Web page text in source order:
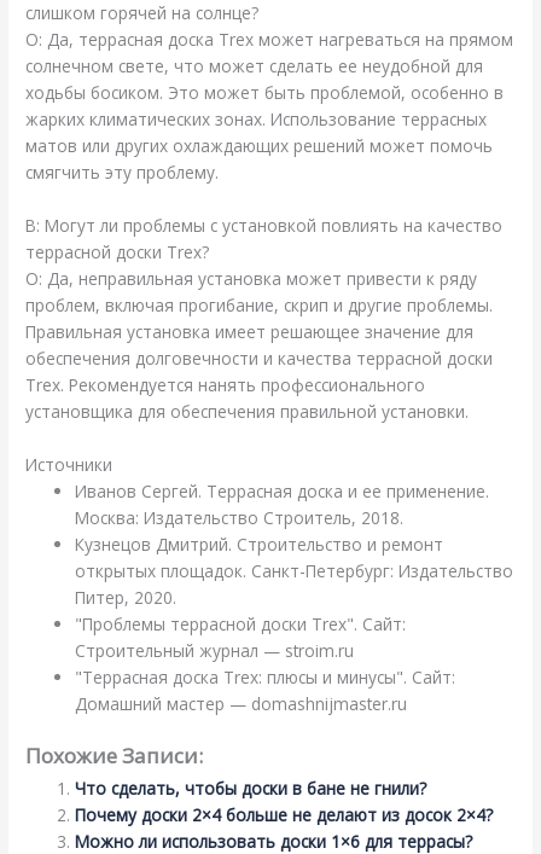
слишком горячей на солнце?
О: Да, террасная доска Trex может нагреваться на прямом
солнечном свете, что может сделать ее неудобной для
ходьбы босиком. Это может быть проблемой, особенно в
жарких климатических зонах. Использование террасных
матов или других охлаждающих решений может помочь
смягчить эту проблему.
В: Могут ли проблемы с установкой повлиять на качество
террасной доски Trex?
О: Да, неправильная установка может привести к ряду
проблем, включая прогибание, скрип и другие проблемы.
Правильная установка имеет решающее значение для
обеспечения долговечности и качества террасной доски
Trex. Рекомендуется нанять профессионального
установщика для обеспечения правильной установки.
Источники
Иванов Сергей. Террасная доска и ее применение.
Москва: Издательство Строитель, 2018.
Кузнецов Дмитрий. Строительство и ремонт
открытых площадок. Санкт-Петербург: Издательство
Питер, 2020.
"Проблемы террасной доски Trex". Сайт:
Строительный журнал — stroim.ru
"Террасная доска Trex: плюсы и минусы". Сайт:
Домашний мастер — domashnijmaster.ru
Похожие Записи:
Что сделать, чтобы доски в бане не гнили?
Почему доски 2×4 больше не делают из досок 2×4?
Можно ли использовать доски 1×6 для террасы?